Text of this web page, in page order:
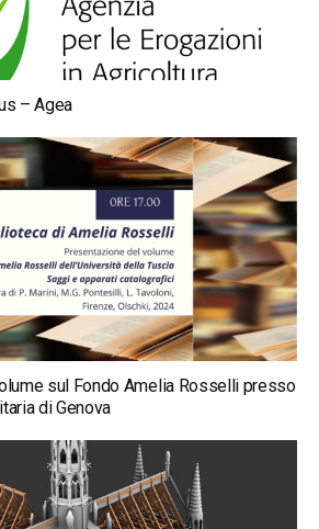
– Agea
sul Fondo Amelia Rosselli presso
di Genova